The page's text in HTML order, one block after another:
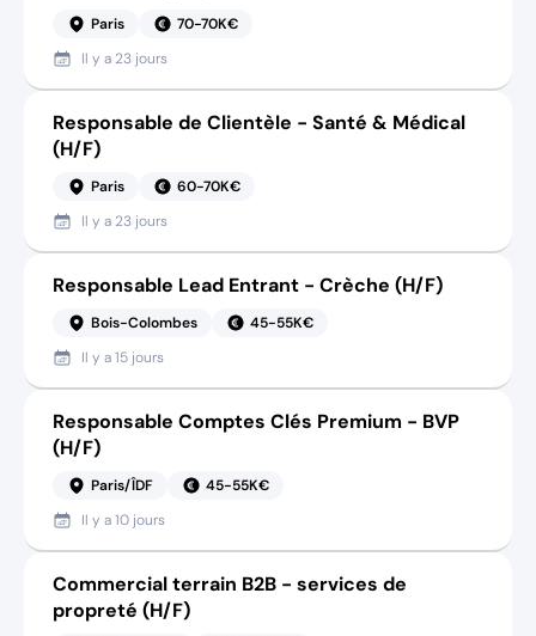
Paris
70-70K€
Il y a 23 jours
Responsable de Clientèle - Santé & Médical
(H/F)
Paris
60-70K€
Il y a 23 jours
Responsable Lead Entrant - Crèche (H/F)
Bois-Colombes
45-55K€
Il y a15 jours
Responsable Comptes Clés Premium - BVP
(H/F)
Paris/ÎDF
45-55K€
Il y a10 jours
Commercial terrain B2B - services de
propreté (H/F)